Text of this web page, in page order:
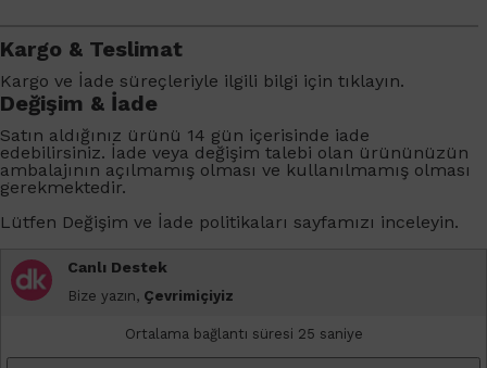
Kargo & Teslimat
Kargo ve İade süreçleriyle ilgili bilgi için tıklayın.
Değişim & İade
Satın aldığınız ürünü 14 gün içerisinde iade
edebilirsiniz. İade veya değişim talebi olan ürününüzün
ambalajının açılmamış olması ve kullanılmamış olması
gerekmektedir.
Lütfen Değişim ve İade politikaları sayfamızı inceleyin.
Canlı Destek
Bize yazın, Çevrimiçiyiz
Ortalama bağlantı süresi 25 saniye